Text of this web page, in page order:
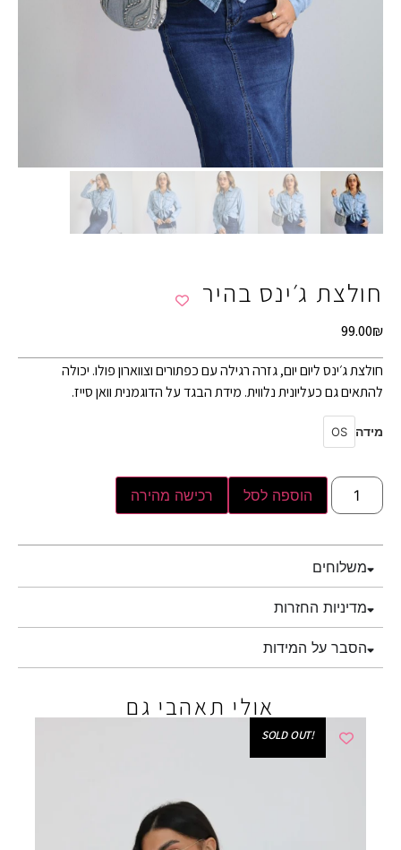
חולצת ג׳ינס בהיר
99.00₪
חולצת ג׳ינס ליום יום, גזרה רגילה עם כפתורים וצווארון פולו. יכולה
להתאים גם כעליונית נלווית. מידת הבגד על הדוגמנית וואן סייז.
מידה OS
הוספה לסל רכישה מהירה
משלוחים
מדיניות החזרות
הסבר על המידות
אולי תאהבי גם
!SOLD OUT